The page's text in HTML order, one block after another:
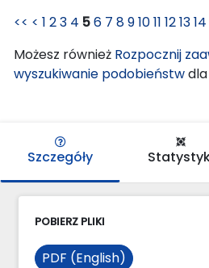
<< < 1 23 4 56 7 891011 121314
Możesz również Rozpocznij
wyszukiwanie podobieństw
Szczegóły
POBIERZ PLIKI
PDF (English)